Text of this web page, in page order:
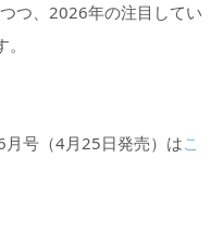
つ、2026年の注目してい
月号（4月25日発売）はこ